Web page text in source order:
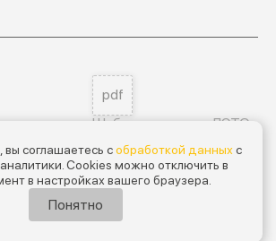
00/00032233
соглашение
pdf
Шаблон договора ЛЭТО
вы соглашаетесь собработкой данныхс
Cookies можно отключить в
в настройках вашего браузера.
Понятно